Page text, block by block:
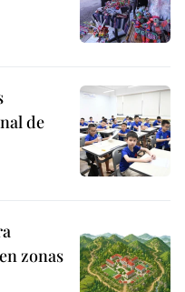
de
zonas